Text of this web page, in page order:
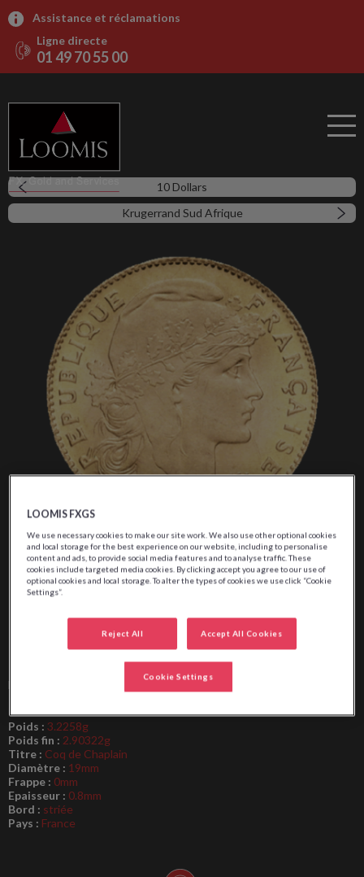
Assistance et réclamations
Ligne directe
01 49 70 55 00
10 Dollars
Krugerrand Sud Afrique
10 Francs
Napoléon
Cotation 379,90 €
13:30
Poids : 3.2258g
Poids fin : 2.90322g
Titre : Coq de Chaplain
Diamètre : 19mm
Frappe : 0mm
Epaisseur : 0.8mm
Bord : striée
Pays : France
LOOMIS FXGS
We use necessary cookies to make our site work. We also use other optional cookies
and local storage for the best experience on our website, including to personalise
content and ads, to provide social media features and to analyse traffic. These
cookies include targeted media cookies. By clicking accept you agree to our use of
optional cookies and local storage. To alter the types of cookies we use click “Cookie
Settings”.
Reject All Accept All Cookies
Cookie Settings